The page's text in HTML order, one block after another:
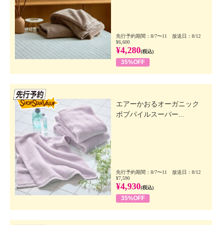
先行予約期間：8/7〜11 放送日：8/12
¥6,600
¥4,280(税込)
35%OFF
エアーかおるオーガニック
ボブパイルスーパー...
先行予約期間：8/7〜11 放送日：8/12
¥7,590
¥4,930(税込)
35%OFF